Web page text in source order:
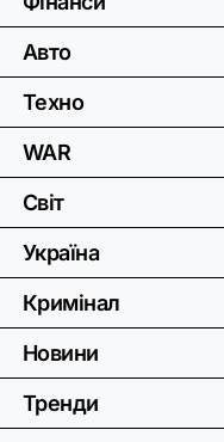
Авто
Техно
WAR
Світ
Україна
Кримінал
Новини
Тренди